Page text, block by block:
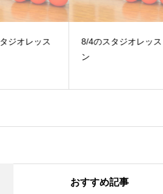
8/4のスタジオレッス
8/3のスタジ
おすすめ記事